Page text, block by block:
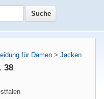
für Damen > Jacken
38